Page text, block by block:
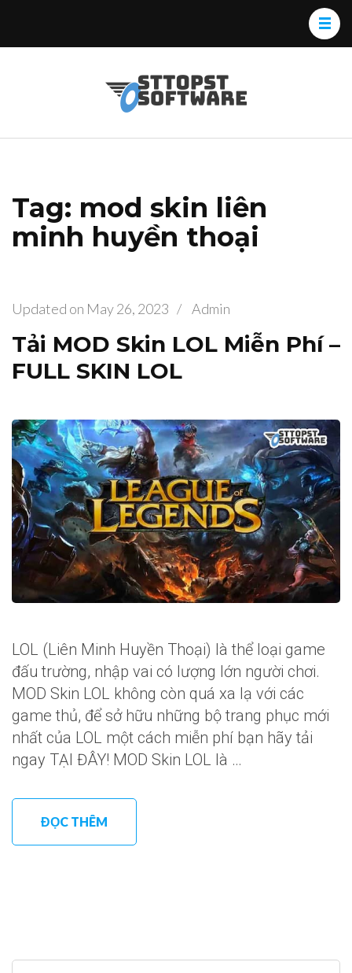
Tag: mod skin liên
minh huyền thoại
Updated on May 26, 2023 / Admin
Tải MOD Skin LOL Miễn Phí –
FULL SKIN LOL
LOL (Liên Minh Huyền Thoại) là thể loại game
đấu trường, nhập vai có lượng lớn người chơi.
MOD Skin LOL không còn quá xa lạ với các
game thủ, để sở hữu những bộ trang phục mới
nhất của LOL một cách miễn phí bạn hãy tải
ngay TẠI ĐÂY! MOD Skin LOL là …
ĐỌC THÊM